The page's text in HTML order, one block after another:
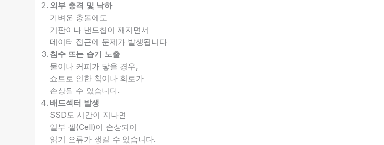
외부 충격 및 낙하
가벼운 충돌에도
기판이나 낸드칩이 깨지면서
데이터 접근에 문제가 발생됩니다.
침수 또는 습기 노출
물이나 커피가 닿을 경우,
쇼트로 인한 칩이나 회로가
손상될 수 있습니다.
배드섹터 발생
SSD도 시간이 지나면
일부 셀(Cell)이 손상되어
읽기 오류가 생길 수 있습니다.